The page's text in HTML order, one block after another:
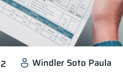
Windler Soto Paula